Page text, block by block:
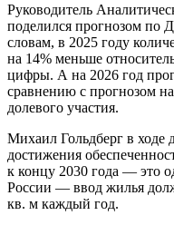
Руководитель
поделился прогнозом
словам, в 2025 году
на 14% меньше
цифры. А на 2026 год
сравнению с прогнозом
долевого участия.
Михаил Гольдберг в ходе
достижения
к концу 2030 года — это
России — ввод жилья
кв. м каждый год.